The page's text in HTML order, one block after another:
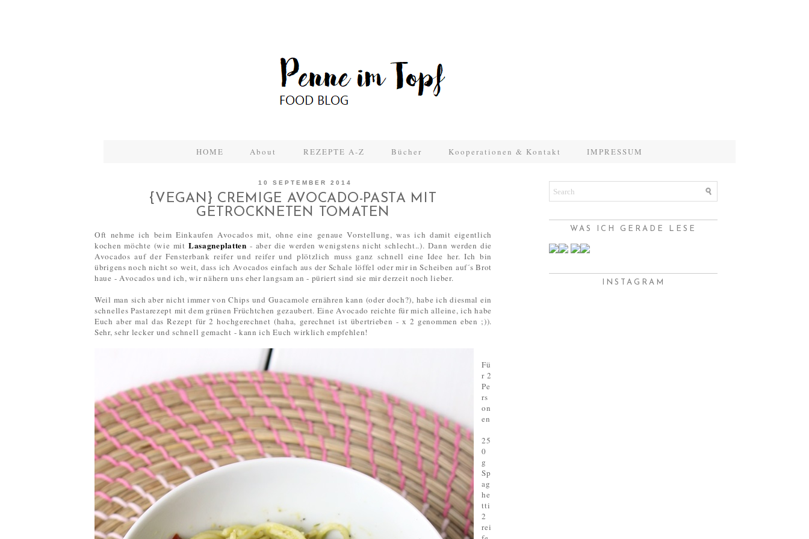
HOME About REZEPTE A-Z Bücher Kooperationen & Kontakt IMPRESSUM
10 SEPTEMBER 2014
{VEGAN} CREMIGE AVOCADO-PASTA MIT
GETROCKNETEN TOMATEN
Oft nehme ich beim Einkaufen Avocados mit, ohne eine genaue Vorstellung, was ich damit eigentlich
kochen möchte (wie mit Lasagneplatten - aber die werden wenigstens nicht schlecht..). Dann werden die
Avocados auf der Fensterbank reifer und reifer und plötzlich muss ganz schnell eine Idee her. Ich bin
übrigens noch nicht so weit, dass ich Avocados einfach aus der Schale löffel oder mir in Scheiben auf´s Brot
haue - Avocados und ich, wir nähern uns eher langsam an - püriert sind sie mir derzeit noch lieber.
Weil man sich aber nicht immer von Chips und Guacamole ernähren kann (oder doch?), habe ich diesmal ein
schnelles Pastarezept mit dem grünen Früchtchen gezaubert. Eine Avocado reichte für mich alleine, ich habe
Euch aber mal das Rezept für 2 hochgerechnet (haha, gerechnet ist übertrieben - x 2 genommen eben ;)).
Sehr, sehr lecker und schnell gemacht - kann ich Euch wirklich empfehlen!
Fü
r 2
Pe
rs
on
en
25
0
g
Sp
ag
he
tti
2
rei
WAS ICH GERADE LESE
INSTAGRAM